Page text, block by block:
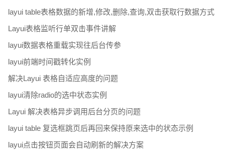
layui table表格数据的新增,修改,删除,查询,双击获取行数据方式
Layui表格监听行单双击事件讲解
layui数据表格重载实现往后台传参
layui前端时间戳转化实例
解决Layui 表格自适应高度的问题
layui清除radio的选中状态实例
Layui 解决表格异步调用后台分页的问题
layui table 复选框跳页后再回来保持原来选中的状态示例
layui点击按钮页面会自动刷新的解决方案